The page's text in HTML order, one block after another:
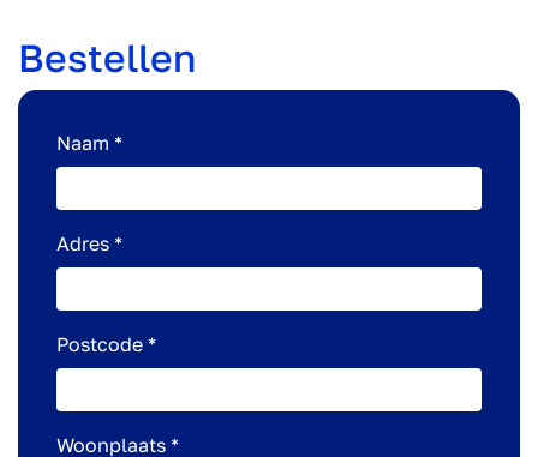
Bestellen
Naam *
Adres *
Postcode *
Woonplaats *